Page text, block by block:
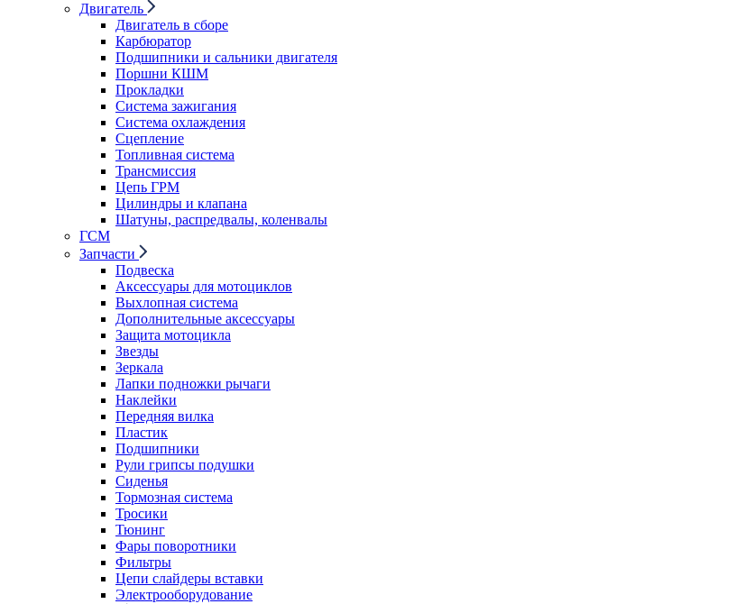
Двигатель
Двигатель в сборе
Карбюратор
Подшипники и сальники двигателя
Поршни КШМ
Прокладки
Система зажигания
Система охлаждения
Сцепление
Топливная система
Трансмиссия
Цепь ГРМ
Цилиндры и клапана
Шатуны, распредвалы, коленвалы
ГСМ
Запчасти
Подвеска
Аксессуары для мотоциклов
Выхлопная система
Дополнительные аксессуары
Защита мотоцикла
Звезды
Зеркала
Лапки подножки рычаги
Наклейки
Передняя вилка
Пластик
Подшипники
Рули грипсы подушки
Сиденья
Тормозная система
Тросики
Тюнинг
Фары поворотники
Фильтры
Цепи слайдеры вставки
Электрооборудование